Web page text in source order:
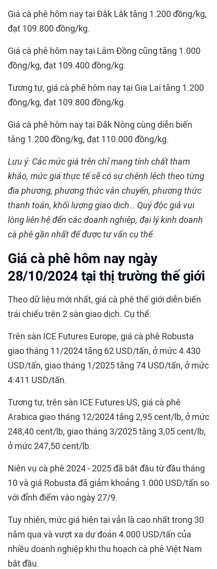
Giá cà phê hôm nay tại Đắk Lắk tăng 1.200 đồng/kg,
đạt 109.800 đồng/kg.
Giá cà phê hôm nay tại Lâm Đồng cũng tăng 1.000
đồng/kg, đạt 109.400 đồng/kg.
Tương tự, giá cà phê hôm nay tại Gia Lai tăng 1.200
đồng/kg, đạt 109.800 đồng/kg.
Giá cà phê hôm nay tại Đắk Nông cùng diễn biến
tăng 1.200 đồng/kg, đạt 110.000 đồng/kg.
Lưu ý: Các mức giá trên chỉ mang tính chất tham
khảo, mức giá thực tế sẽ có sự chênh lệch theo từng
địa phương, phương thức vận chuyển, phương thức
thanh toán, khối lượng giao dịch… Quý độc giả vui
lòng liên hệ đến các doanh nghiệp, đại lý kinh doanh
cà phê gần nhất để được tư vấn cụ thể.
Giá cà phê hôm nay ngày
28/10/2024 tại thị trường thế giới
Theo dữ liệu mới nhất, giá cà phê thế giới diễn biến
trái chiếu trên 2 sàn giao dịch. Cụ thể:
Trên sàn ICE Futures Europe, giá cà phê Robusta
giao tháng 11/2024 tăng 62 USD/tấn, ở mức 4.430
USD/tấn, giao tháng 1/2025 tăng 74 USD/tấn, ở mức
4.411 USD/tấn.
Tương tự, trên sàn ICE Futures US, giá cà phê
Arabica giao tháng 12/2024 tăng 2,95 cent/lb, ở mức
248,40 cent/lb, giao tháng 3/2025 tăng 3,05 cent/lb,
ở mức 247,50 cent/lb.
Niên vụ cà phê 2024 - 2025 đã bắt đầu từ đầu tháng
10 và giá Robusta đã giảm khoảng 1.000 USD/tấn so
với đỉnh điểm vào ngày 27/9.
Tuy nhiên, mức giá hiện tại vẫn là cao nhất trong 30
năm qua và vượt xa dự đoán 4.000 USD/tấn của
nhiều doanh nghiệp khi thu hoạch cà phê Việt Nam
bắt đầu.